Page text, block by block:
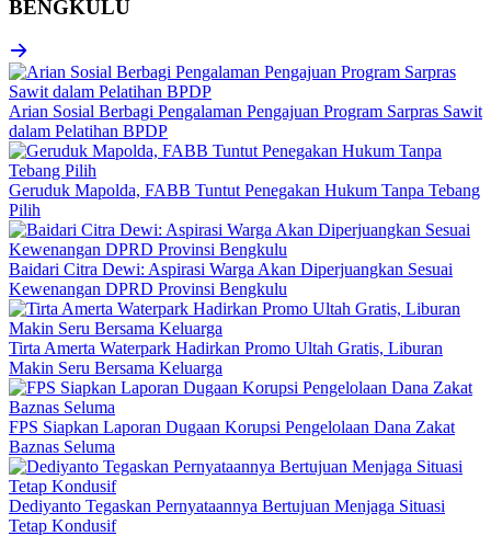
BENGKULU
Arian Sosial Berbagi Pengalaman Pengajuan Program Sarpras Sawit
dalam Pelatihan BPDP
Geruduk Mapolda, FABB Tuntut Penegakan Hukum Tanpa Tebang
Pilih
Baidari Citra Dewi: Aspirasi Warga Akan Diperjuangkan Sesuai
Kewenangan DPRD Provinsi Bengkulu
Tirta Amerta Waterpark Hadirkan Promo Ultah Gratis, Liburan
Makin Seru Bersama Keluarga
FPS Siapkan Laporan Dugaan Korupsi Pengelolaan Dana Zakat
Baznas Seluma
Dediyanto Tegaskan Pernyataannya Bertujuan Menjaga Situasi
Tetap Kondusif